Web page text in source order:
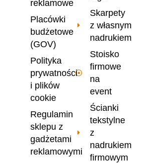
Skarpety
z własnym
nadrukiem
Stoisko
firmowe
na
event
Ścianki
tekstylne
z
nadrukiem
firmowym
reklamowe
Placówki
budżetowe
(GOV)
Polityka
prywatności
i plików
cookie
Regulamin
sklepu z
gadżetami
reklamowymi